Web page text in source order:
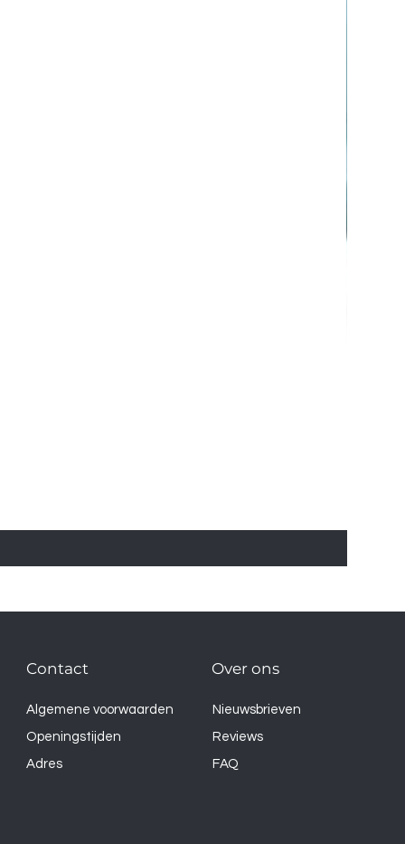
Over ons
Nieuwsbrieven
Reviews
FAQ
Contact
Algemene voorwaarden
Openingstijden
Adres